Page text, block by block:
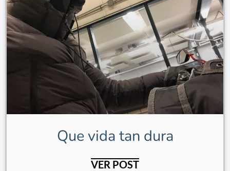
Que vida tan dura
VER POST